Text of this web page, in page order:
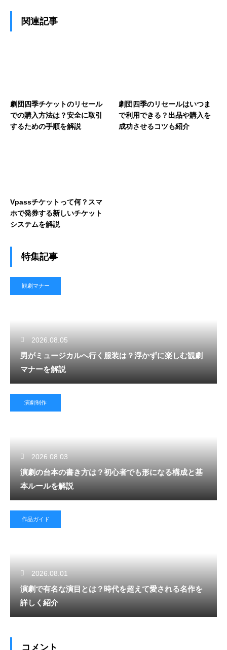
関連記事
劇団四季チケットのリセール
での購入方法は？安全に取引
するための手順を解説
劇団四季のリセールはいつま
で利用できる？出品や購入を
成功させるコツも紹介
Vpassチケットって何？スマ
ホで発券する新しいチケット
システムを解説
特集記事
観劇マナー
2026.08.05
男がミュージカルへ行く服装は？浮かずに楽しむ観劇
マナーを解説
演劇制作
2026.08.03
演劇の台本の書き方は？初心者でも形になる構成と基
本ルールを解説
作品ガイド
2026.08.01
演劇で有名な演目とは？時代を超えて愛される名作を
詳しく紹介
コメント